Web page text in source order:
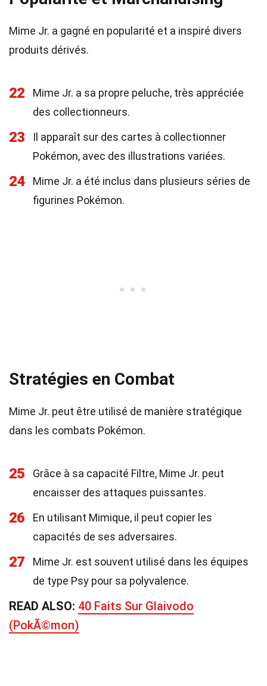
Mime Jr. a gagné en popularité et a inspiré divers
produits dérivés.
22
Mime Jr. a sa propre peluche, très appréciée
des collectionneurs.
23
Il apparaît sur des cartes à collectionner
Pokémon, avec des illustrations variées.
24
Mime Jr. a été inclus dans plusieurs séries de
figurines Pokémon.
Stratégies en Combat
Mime Jr. peut être utilisé de manière stratégique
dans les combats Pokémon.
25
Grâce à sa capacité Filtre, Mime Jr. peut
encaisser des attaques puissantes.
26
En utilisant Mimique, il peut copier les
capacités de ses adversaires.
27
Mime Jr. est souvent utilisé dans les équipes
de type Psy pour sa polyvalence.
READ ALSO: 40 Faits Sur Glaivodo
(PokÃ©mon)